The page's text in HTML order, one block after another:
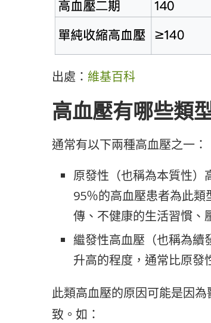
出處： 維基百科
高血壓有哪些類
通常有以下兩種高血壓之一：
原發性（也稱為本質性）
95％的高血壓患者為此
傳、不健康的生活習慣、
繼發性高血壓（也稱為續
升高的程度，通常比原發
此類高血壓的原因可能是因
致。如：